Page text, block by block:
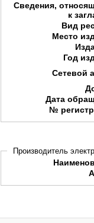
Сведения,
к
Вид
Место
Год
Сетевой
Дата
№
Производитель